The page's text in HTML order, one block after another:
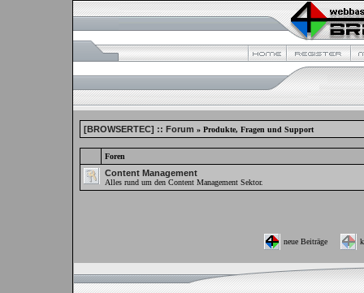
[BROWSERTEC] :: Forum » Produkte, Fragen und Support
Foren
Content Management
Alles rund um den Content Management Sektor.
neue Beiträge